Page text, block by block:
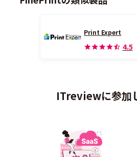
Print Expert
4.5
ITreviewに参加